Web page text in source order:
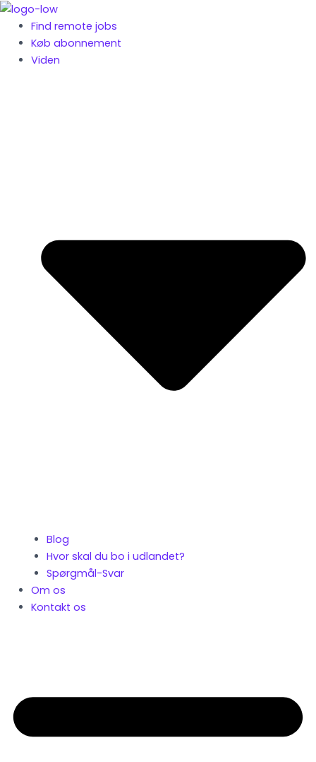
Gå
indholdet
Find remote jobs
Køb abonnement
Viden
Blog
Hvor skal du bo i udlandet?
Spørgmål-Svar
Om os
Kontakt os
Post
pagination